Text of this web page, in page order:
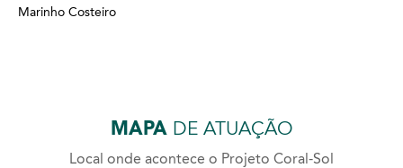
Marinho Costeiro
MAPADE ATUAÇÃO
Local onde acontece o Projeto Coral-Sol